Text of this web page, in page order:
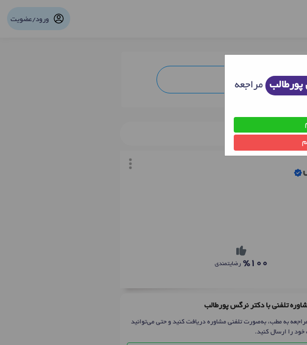
ورود/عضویت
%100 رضایتمندی
تلفنی با دکتر نرگس پورطالب
به مطب، به‌صورت تلفنی مشاوره دریافت کنید و حتی می‌توانید
را ارسال کنید.
مراجعه